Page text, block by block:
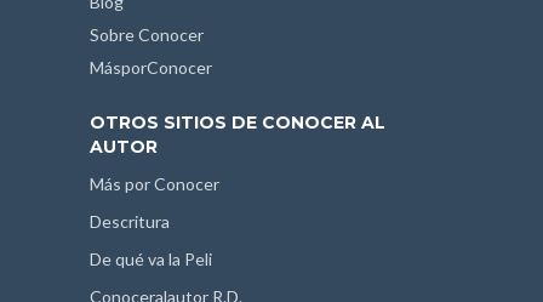
Sobre Conocer
MásporConocer
OTROS SITIOS DE CONOCER AL
AUTOR
Más por Conocer
Descritura
De qué va la Peli
Conoceralautor R.D.